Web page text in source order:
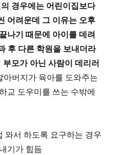
경우에는 어린이집보다
어려운데 그 이유는 오후
나기 때문에 아이를 데려
후 다른 학원을 보내더라
모가 아닌 사람이 데리러
아버지가 육아를 도와주는
교 도우미를 쓰는 수밖에
와서 하도록 요구하는 경우
기가 힘듬